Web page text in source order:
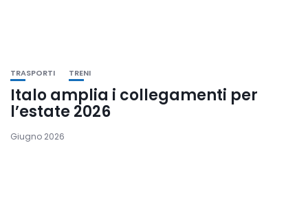
TRASPORTI TRENI
Italo amplia i collegamenti per
l’estate 2026
Giugno 2026